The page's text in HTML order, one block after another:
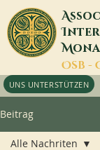
A
I
M
OSB -
UNS UNTERSTÜTZEN
Beitrag
Alle Nachriten